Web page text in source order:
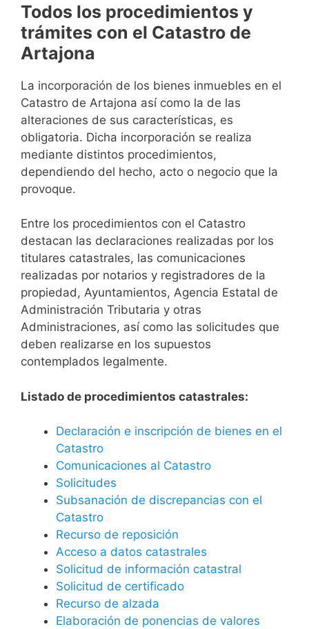
Todos los procedimientos y
trámites con el Catastro de
Artajona
La incorporación de los bienes inmuebles en el
Catastro de Artajona así como la de las
alteraciones de sus características, es
obligatoria. Dicha incorporación se realiza
mediante distintos procedimientos,
dependiendo del hecho, acto o negocio que la
provoque.
Entre los procedimientos con el Catastro
destacan las declaraciones realizadas por los
titulares catastrales, las comunicaciones
realizadas por notarios y registradores de la
propiedad, Ayuntamientos, Agencia Estatal de
Administración Tributaria y otras
Administraciones, así como las solicitudes que
deben realizarse en los supuestos
contemplados legalmente.
Listado de procedimientos catastrales:
Declaración e inscripción de bienes en el
Catastro
Comunicaciones al Catastro
Solicitudes
Subsanación de discrepancias con el
Catastro
Recurso de reposición
Acceso a datos catastrales
Solicitud de información catastral
Solicitud de certificado
Recurso de alzada
Elaboración de ponencias de valores